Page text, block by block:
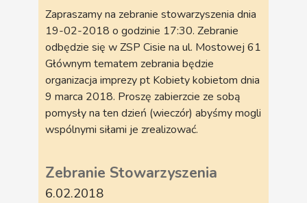
Zapraszamy na zebranie stowarzyszenia dnia
19-02-2018 o godzinie 17:30. Zebranie
odbędzie się w ZSP Cisie na ul. Mostowej 61
Głównym tematem zebrania będzie
organizacja imprezy pt Kobiety kobietom dnia
9 marca 2018. Proszę zabierzcie ze sobą
pomysły na ten dzień (wieczór) abyśmy mogli
wspólnymi siłami je zrealizować.
Zebranie Stowarzyszenia
6.02.2018